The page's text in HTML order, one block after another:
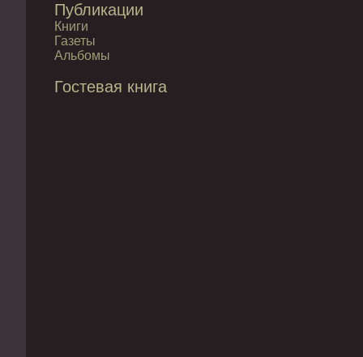
Публикации
Книги
Газеты
Альбомы
Гостевая книга